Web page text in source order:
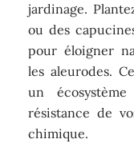
jardinage.
ou des
pour éloigner
les aleurodes.
un
résistance de
chimique.